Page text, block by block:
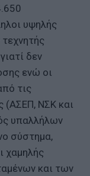
υψηλής
δεν
ενώ οι
τις
(ΑΣΕΠ, ΝΣΚ και
υπαλλήλων
σύστημα,
χαμηλής
και των